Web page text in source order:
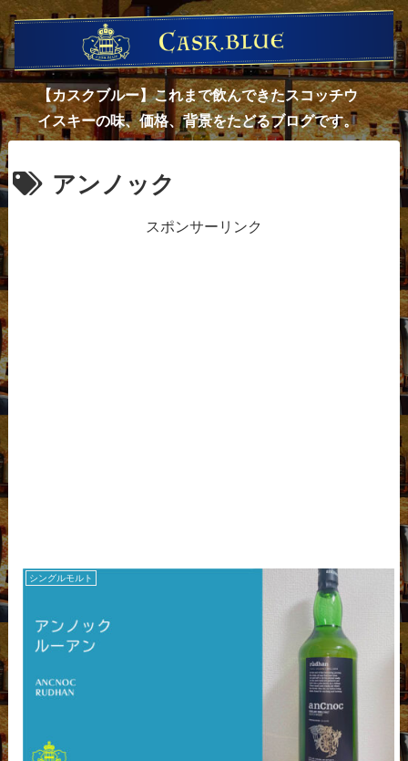
【カスクブルー】これまで飲んできたスコッチウ
イスキーの味、価格、背景をたどるブログです。
アンノック
スポンサーリンク
シングルモルト